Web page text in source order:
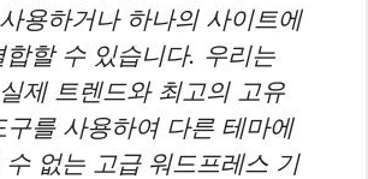
용하거나 하나의 사이트에
할 수 있습니다. 우리는
제 트렌드와 최고의 고유
구를 사용하여 다른 테마에
없는 고급 워드프레스 기